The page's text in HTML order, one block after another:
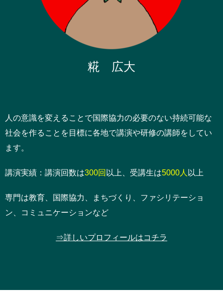
糀 広大
人の意識を変えることで国際協力の必要のない持続可能な
社会を作ることを目標に各地で講演や研修の講師をしてい
ます。
講演実績：講演回数は300回 以上、受講生は5000人 以上
専門は教育、国際協力、まちづくり、ファシリテーショ
ン、コミュニケーションなど
⇒詳しいプロフィールはコチラ